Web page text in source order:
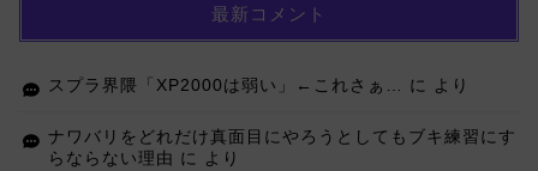
最新コメント
スプラ界隈「XP2000は弱い」←これさぁ… に より
ナワバリをどれだけ真面目にやろうとしてもブキ練習にす
らならない理由 に より